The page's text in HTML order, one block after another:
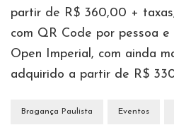
partir de R$ 360,00 +
com QR Code por pessoa
Open Imperial, com ainda
adquirido a partir de R$
Bragança Paulista Eventos